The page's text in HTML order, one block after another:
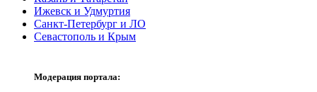
Ижевск и Удмуртия
Санкт-Петербург и ЛО
Севастополь и Крым
Модерация портала: